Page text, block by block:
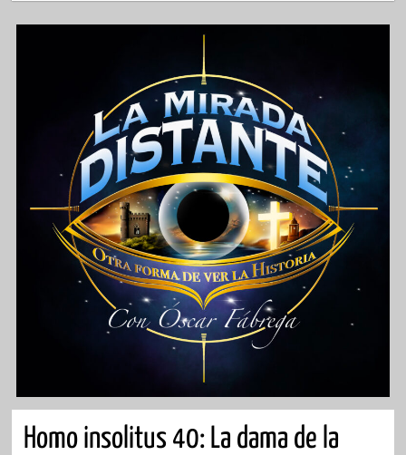
Homo insolitus 40: La dama de la